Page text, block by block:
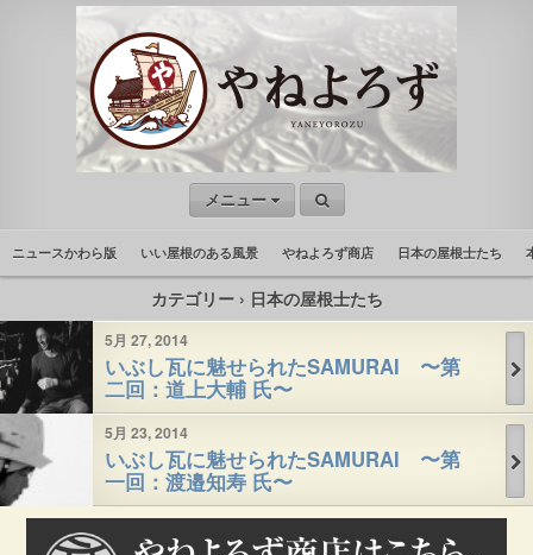
メニュー
ニュースかわら版 いい屋根のある風景 やねよろず商店 日本の屋根士たち
カテゴリー › 日本の屋根士たち
5月 27, 2014
いぶし瓦に魅せられたSAMURAI 〜第
二回：道上大輔 氏〜
5月 23, 2014
いぶし瓦に魅せられたSAMURAI 〜第
一回：渡邉知寿 氏〜